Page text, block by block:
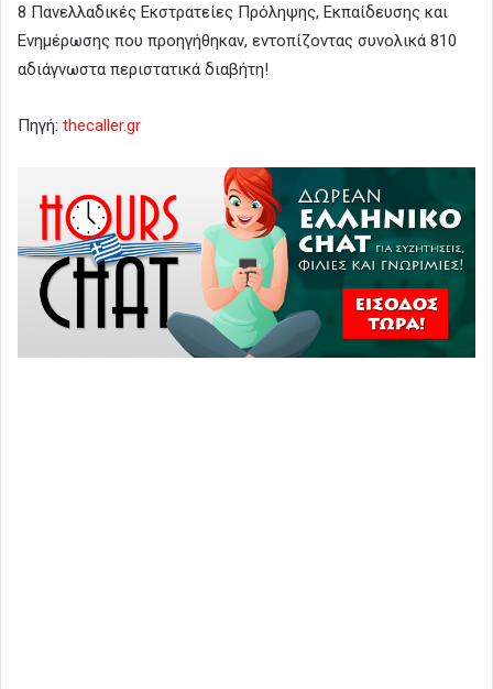
8 Πανελλαδικές Εκστρατείες Πρόληψης, Εκπαίδευσης και
Ενημέρωσης που προηγήθηκαν, εντοπίζοντας συνολικά 810
αδιάγνωστα περιστατικά διαβήτη!
Πηγή: thecaller.gr